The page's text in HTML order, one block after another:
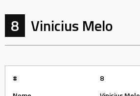
8 Vinicius Melo
#
8